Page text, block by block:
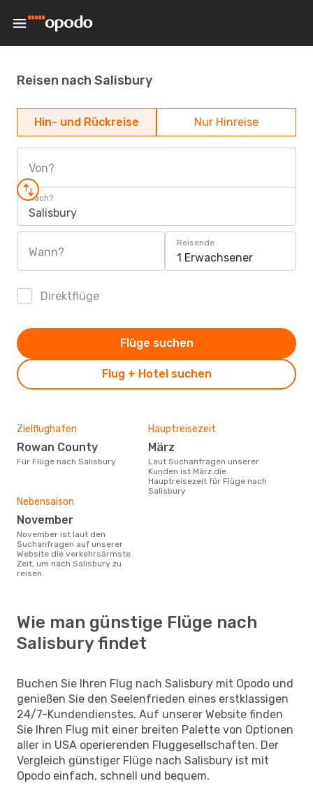
Reisen nach Salisbury
Hin- und Rückreise Nur Hinreise
Von?
Nach?
Salisbury
Wann?
Reisende
1 Erwachsener
Direktflüge
Flug + Hotel suchen
Flüge suchen
Zielflughafen
Rowan County
Für Flüge nach Salisbury
Hauptreisezeit
März
Laut Suchanfragen unserer
Kunden ist März die
Hauptreisezeit für Flüge nach
Salisbury
Nebensaison
November
November ist laut den
Suchanfragen auf unserer
Website die verkehrsärmste
Zeit, um nach Salisbury zu
reisen.
Wie man günstige Flüge nach
Salisbury findet
Buchen Sie Ihren Flug nach Salisbury mit Opodo und
genießen Sie den Seelenfrieden eines erstklassigen
24/7-Kundendienstes. Auf unserer Website finden
Sie Ihren Flug mit einer breiten Palette von Optionen
aller in USA operierenden Fluggesellschaften. Der
Vergleich günstiger Flüge nach Salisbury ist mit
Opodo einfach, schnell und bequem.